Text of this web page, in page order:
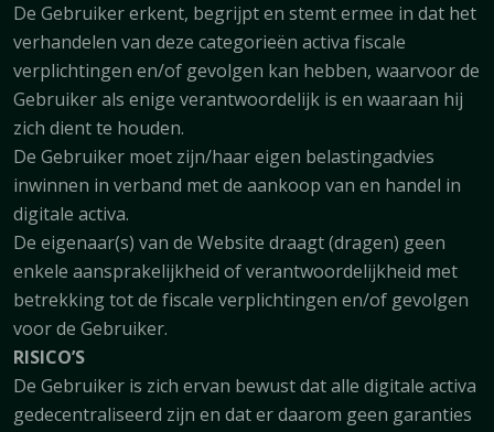
De Gebruiker erkent, begrijpt en stemt ermee in dat het
verhandelen van deze categorieën activa fiscale
verplichtingen en/of gevolgen kan hebben, waarvoor de
Gebruiker als enige verantwoordelijk is en waaraan hij
zich dient te houden.
De Gebruiker moet zijn/haar eigen belastingadvies
inwinnen in verband met de aankoop van en handel in
digitale activa.
De eigenaar(s) van de Website draagt (dragen) geen
enkele aansprakelijkheid of verantwoordelijkheid met
betrekking tot de fiscale verplichtingen en/of gevolgen
voor de Gebruiker.
RISICO’S
De Gebruiker is zich ervan bewust dat alle digitale activa
gedecentraliseerd zijn en dat er daarom geen garanties